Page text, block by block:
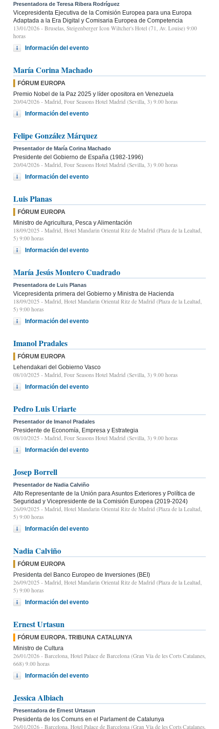
Presentadora de Teresa Ribera Rodríguez
Vicepresidenta Ejecutiva de la Comisión Europea para una Europa
Adaptada a la Era Digital y Comisaria Europea de Competencia
13/01/2026 - Bruselas, Steigenberger Icon Wiltcher's Hotel (71, Av. Louise) 9:00
horas
Información del evento
María Corina Machado
FÓRUM EUROPA
Premio Nobel de la Paz 2025 y líder opositora en Venezuela
20/04/2026 - Madrid, Four Seasons Hotel Madrid (Sevilla, 3) 9.00 horas
Información del evento
Felipe González Márquez
Presentador de María Corina Machado
Presidente del Gobierno de España (1982-1996)
20/04/2026 - Madrid, Four Seasons Hotel Madrid (Sevilla, 3) 9.00 horas
Información del evento
Luis Planas
FÓRUM EUROPA
Ministro de Agricultura, Pesca y Alimentación
18/09/2025 - Madrid, Hotel Mandarin Oriental Ritz de Madrid (Plaza de la Lealtad,
5) 9:00 horas
Información del evento
María Jesús Montero Cuadrado
Presentadora de Luis Planas
Vicepresidenta primera del Gobierno y Ministra de Hacienda
18/09/2025 - Madrid, Hotel Mandarin Oriental Ritz de Madrid (Plaza de la Lealtad,
5) 9:00 horas
Información del evento
Imanol Pradales
FÓRUM EUROPA
Lehendakari del Gobierno Vasco
08/10/2025 - Madrid, Four Seasons Hotel Madrid (Sevilla, 3) 9.00 horas
Información del evento
Pedro Luis Uriarte
Presentador de Imanol Pradales
Presidente de Economía, Empresa y Estrategia
08/10/2025 - Madrid, Four Seasons Hotel Madrid (Sevilla, 3) 9.00 horas
Información del evento
Josep Borrell
Presentador de Nadia Calviño
Alto Representante de la Unión para Asuntos Exteriores y Política de
Seguridad y Vicepresidente de la Comisión Europea (2019-2024)
26/09/2025 - Madrid, Hotel Mandarin Oriental Ritz de Madrid (Plaza de la Lealtad,
5) 9:00 horas
Información del evento
Nadia Calviño
FÓRUM EUROPA
Presidenta del Banco Europeo de Inversiones (BEI)
26/09/2025 - Madrid, Hotel Mandarin Oriental Ritz de Madrid (Plaza de la Lealtad,
5) 9:00 horas
Información del evento
Ernest Urtasun
FÓRUM EUROPA. TRIBUNA CATALUNYA
Ministro de Cultura
26/01/2026 - Barcelona, Hotel Palace de Barcelona (Gran Vía de les Corts Catalanes,
668) 9.00 horas
Información del evento
Jessica Albiach
Presentadora de Ernest Urtasun
Presidenta de los Comuns en el Parlament de Catalunya
26/01/2026 - Barcelona, Hotel Palace de Barcelona (Gran Vía de les Corts Catalanes,